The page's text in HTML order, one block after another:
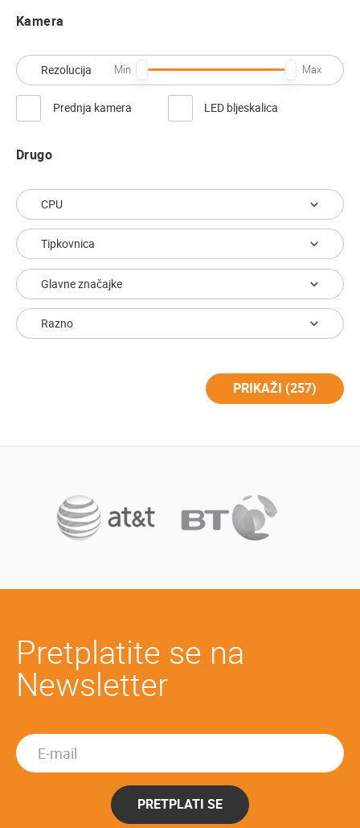
Kamera
Rezolucija Min Max
Prednja kamera LED bljeskalica
Drugo
CPU
Tipkovnica
Glavne značajke
Razno
PRIKAŽI (257)
Pretplatite se na
Newsletter
PRETPLATI SE